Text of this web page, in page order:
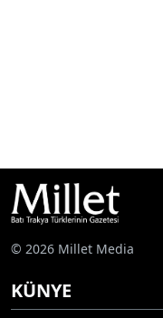
© 2026 Millet Media
KÜNYE